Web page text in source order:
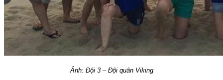
Ảnh: Đội 3 – Đội quân Viking